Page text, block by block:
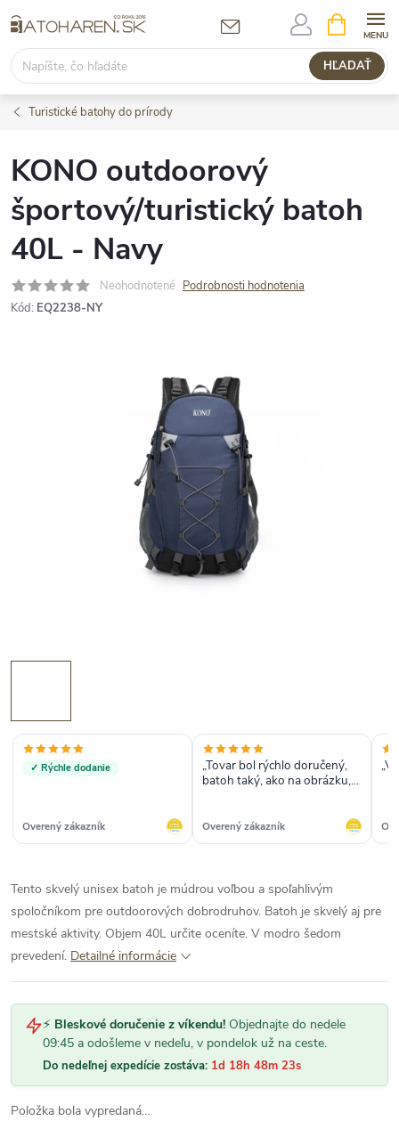
na
obsah
HĽADAŤ
KOŠÍK
Turistické batohy do prírody
KONO outdoorový
športový/turistický batoh
40L - Navy
Neohodnotené Podrobnosti hodnotenia
Kód: EQ2238-NY
✓ Rýchle dodanie
Overený zákazník
„Tovar bol rýchlo doručený,
batoh taký, ako na obrázku,
Overený zákazník
Tento skvelý unisex batoh je múdrou voľbou a spoľahlivým
spoločníkom pre outdoorových dobrodruhov. Batoh je skvelý aj pre
mestské aktivity. Objem 40L určite oceníte. V modro šedom
prevedení. Detailné informácie
⚡ Bleskové doručenie z víkendu! Objednajte do nedele
09:45 a odošleme v nedeľu, v pondelok už na ceste.
Do nedeľnej expedície zostáva: 1d 18h 48m 22s
Položka bola vypredaná…